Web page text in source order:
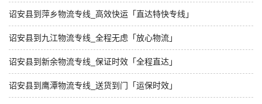
诏安县到萍乡物流专线_高效快运「直达特快专线」
诏安县到九江物流专线_全程无虑「放心物流」
诏安县到新余物流专线_保证时效「全程直达」
诏安县到鹰潭物流专线_送货到门「运保时效」